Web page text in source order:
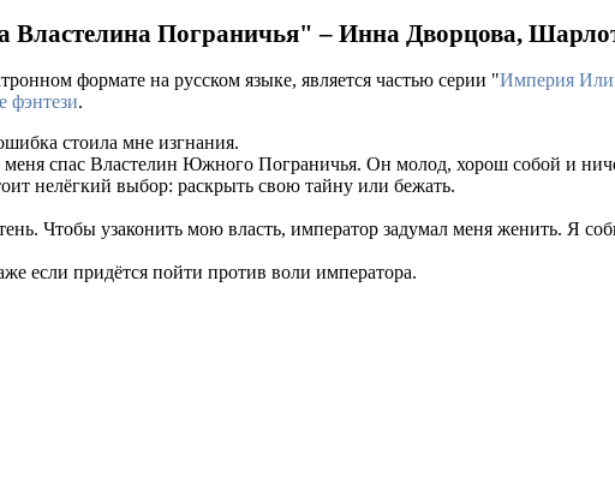
Властелина Пограничья" – Инна Дворцова,
формате на русском языке, является частью серии "Империя
фэнтези.
стоила мне изгнания.
спас Властелин Южного Пограничья. Он молод, хорош собой и
нелёгкий выбор: раскрыть свою тайну или бежать.
Чтобы узаконить мою власть, император задумал меня женить. Я
если придётся пойти против воли императора.